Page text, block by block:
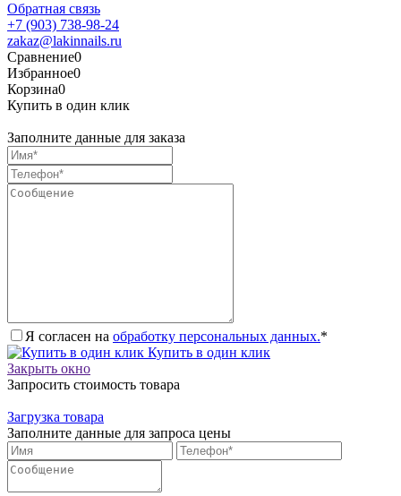
Обратная связь
+7 (903) 738-98-24
zakaz@lakinnails.ru
Сравнение0
Избранное0
Корзина0
Купить в один клик
Заполните данные для заказа
Я согласен на обработку персональных данных.*
Купить в один клик
Закрыть окно
Запросить стоимость товара
Загрузка товара
Заполните данные для запроса цены